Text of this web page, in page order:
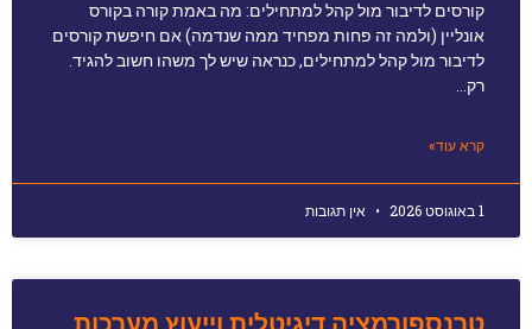
קורסים לדיבור מול קהל למתחילים: מה באמת קורה בקורס
אונליין (ולמה זה פחות מפחיד ממה שנדמה) אם חיפשת קורסים
לדיבור מול קהל למתחילים, כנראה שיש לך משהו חשוב להגיד.
רק…
קרא עוד»
1 באוגוסט 2026 אין תגובות